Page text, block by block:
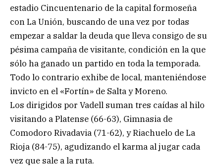
estadio Cincuentenario de la capital formoseña
con La Unión, buscando de una vez por todas
empezar a saldar la deuda que lleva consigo de su
pésima campaña de visitante, condición en la que
sólo ha ganado un partido en toda la temporada.
Todo lo contrario exhibe de local, manteniéndose
invicto en el «Fortín» de Salta y Moreno.
Los dirigidos por Vadell suman tres caídas al hilo
visitando a Platense (66-63), Gimnasia de
Comodoro Rivadavia (71-62), y Riachuelo de La
Rioja (84-75), agudizando el karma al jugar cada
vez que sale a la ruta.